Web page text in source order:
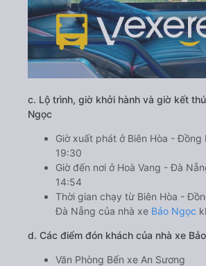
c. Lộ trình, giờ khởi hành và giờ kết
Ngọc
Giờ xuất phát ở Biên Hòa - Đồng
19:30
Giờ đến nơi ở Hoà Vang - Đà
14:54
Thời gian chạy từ Biên Hòa -
Đà Nẵng của nhà xe Bảo Ngọc
d. Các điểm đón khách của nhà xe
Văn Phòng Bến xe An Sương